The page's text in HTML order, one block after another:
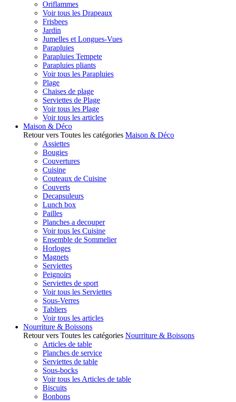
Oriflammes
Voir tous les Drapeaux
Frisbees
Jardin
Jumelles et Longues-Vues
Parapluies
Parapluies Tempete
Parapluies pliants
Voir tous les Parapluies
Plage
Chaises de plage
Serviettes de Plage
Voir tous les Plage
Voir tous les articles
Maison & Déco
Retour vers Toutes les catégories Maison & Déco
Assiettes
Bougies
Couvertures
Cuisine
Couteaux de Cuisine
Couverts
Decapsuleurs
Lunch box
Pailles
Planches a decouper
Voir tous les Cuisine
Ensemble de Sommelier
Horloges
Magnets
Serviettes
Peignoirs
Serviettes de sport
Voir tous les Serviettes
Sous-Verres
Tabliers
Voir tous les articles
Nourriture & Boissons
Retour vers Toutes les catégories Nourriture & Boissons
Articles de table
Planches de service
Serviettes de table
Sous-bocks
Voir tous les Articles de table
Biscuits
Bonbons